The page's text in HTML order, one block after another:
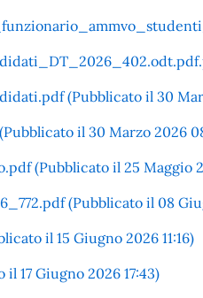
(Pubblicato il 30
il 30 Marzo 2026
(Pubblicato il 25 Maggio
(Pubblicato il 08
il 15 Giugno 2026 11:16)
17 Giugno 2026 17:43)